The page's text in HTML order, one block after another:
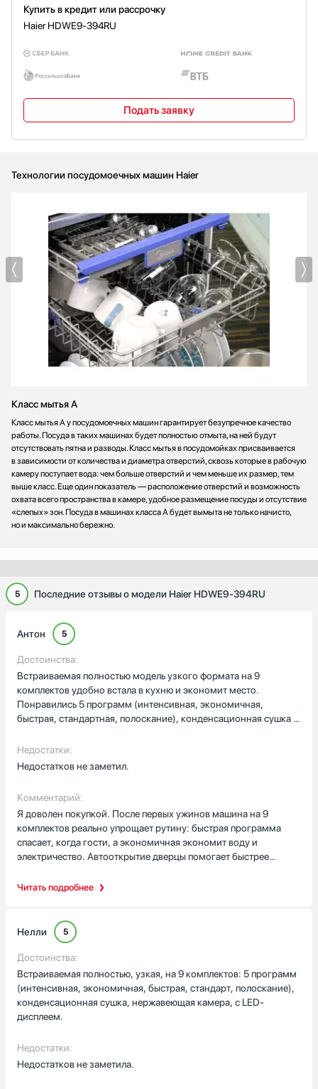
Купить в кредит или рассрочку
Haier HDWE9-394RU
Подать заявку
Технологии посудомоечных машин Haier
Класс мытья A
Класс мытья А у посудомоечных машин гарантирует безупречное качество
работы. Посуда в таких машинах будет полностью отмыта, на ней будут
отсутствовать пятна и разводы. Класс мытья в посудомойках присваивается
в зависимости от количества и диаметра отверстий, сквозь которые в рабочую
камеру поступает вода: чем больше отверстий и чем меньше их размер, тем
выше класс. Еще один показатель — расположение отверстий и возможность
охвата всего пространства в камере, удобное размещение посуды и отсутствие
«слепых» зон. Посуда в машинах класса А будет вымыта не только начисто,
но и максимально бережно.
5 Последние отзывы о модели Haier HDWE9-394RU
Читать подробнее
Антон 5
Достоинства:
Встраиваемая полностью модель узкого формата на 9
комплектов удобно встала в кухню и экономит место.
Понравились 5 программ (интенсивная, экономичная,
быстрая, стандартная, полоскание), конденсационная сушка и
LED-дисплеем, таймер 3–9 ч, индикаторы соли и
ополаскивателя, автооткрытие дверцы, регулировка корзины,
Недостатки:
Недостатков не заметил.
Комментарий:
Я доволен покупкой. После первых ужинов машина на 9
комплектов реально упрощает рутину: быстрая программа
спасает, когда гости, а экономичная экономит воду и
электричество. Автооткрытие дверцы помогает быстрее
Ночью почти не слышно, индикаторы подсказывают о соли и
Нелли 5
Достоинства:
Встраиваемая полностью, узкая, на 9 комплектов: 5 программ
(интенсивная, экономичная, быстрая, стандарт, полоскание),
конденсационная сушка, нержавеющая камера, с LED-
дисплеем.
Недостатки:
Недостатков не заметила.